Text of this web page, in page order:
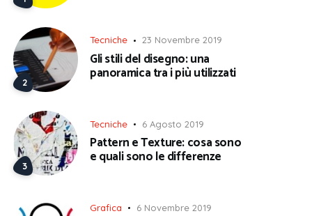
Tecniche 23 Novembre 2019
Gli stili del disegno: una
panoramica tra i più utilizzati
Tecniche 6 Agosto 2019
Pattern e Texture: cosa sono
e quali sono le differenze
Grafica 6 Novembre 2019